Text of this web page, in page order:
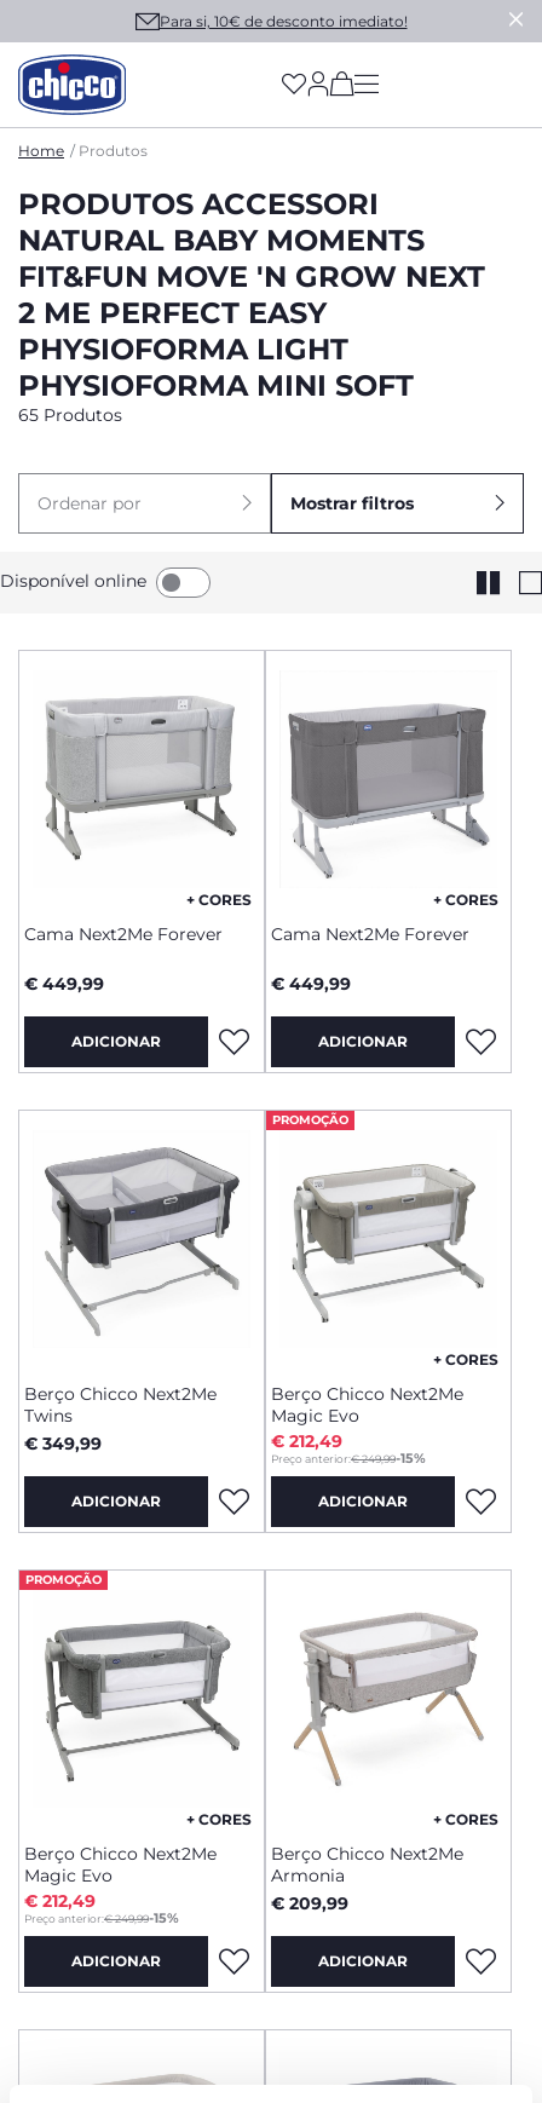
Para si, 10€ de desconto imediato!
(has more options
Home Produtos
PRODUTOS ACCESSORI
NATURAL BABY MOMENTS
FIT&FUN MOVE 'N GROW NEXT
2 ME PERFECT EASY
PHYSIOFORMA LIGHT
PHYSIOFORMA MINI SOFT
65 Produtos
Ordenar por Mostrar filtros
Disponível online
+ CORES
Cama Next2Me Forever
€ 449,99
ADICIONAR
+ CORES
Cama Next2Me Forever
€ 449,99
ADICIONAR
Berço Chicco Next2Me
Twins
€ 349,99
ADICIONAR
PROMOÇÃO
+ CORES
Berço Chicco Next2Me
Magic Evo
Preço anterior:€ 249,99-15%
to
€ 212,49
ADICIONAR
PROMOÇÃO
+ CORES
Berço Chicco Next2Me
Magic Evo
Preço anterior:€ 249,99-15%
to
€ 212,49
ADICIONAR
+ CORES
Berço Chicco Next2Me
Armonia
€ 209,99
ADICIONAR